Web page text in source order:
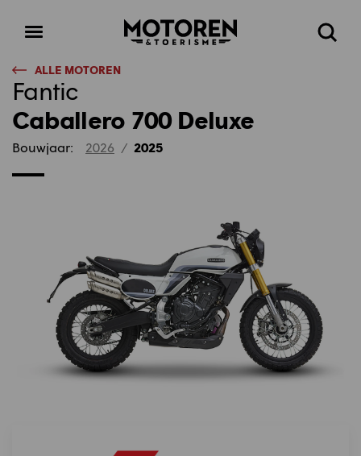
Open
Homepage Zoeken
ALLE MOTOREN
Fantic
Caballero 700 Deluxe
Bouwjaar: 2026 / 2025